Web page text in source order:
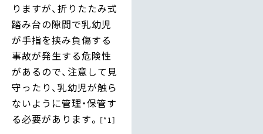
りますが、折りたたみ式
踏み台の隙間で乳幼児
が手指を挟み負傷する
事故が発生する危険性
があるので、注意して見
守ったり、乳幼児が触ら
ないように管理・保管す
る必要があります。 ［*1］